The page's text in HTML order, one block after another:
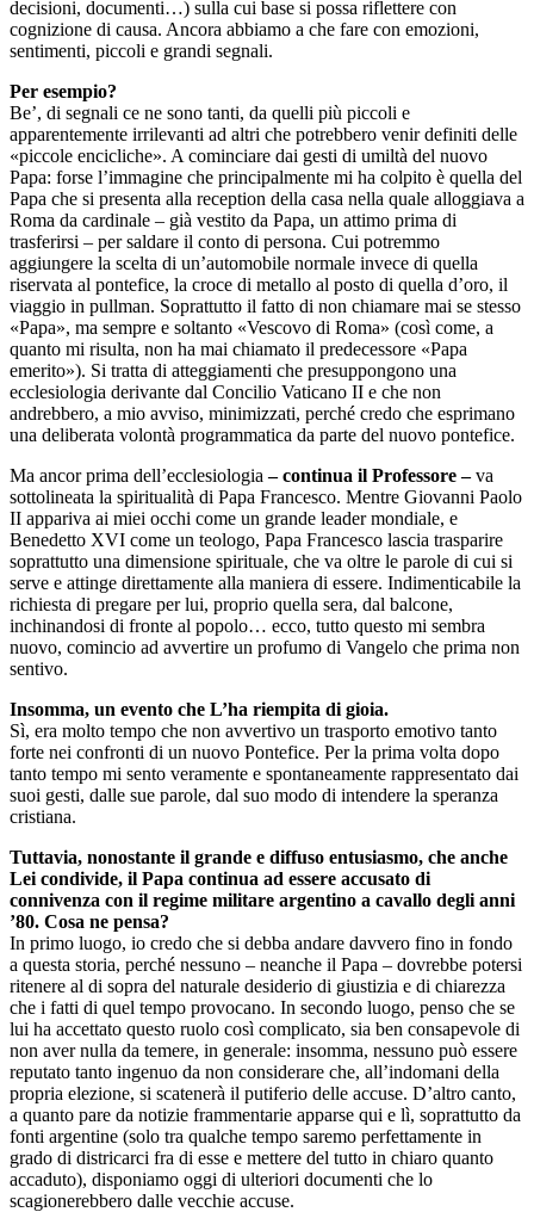
decisioni, documenti…) sulla cui base si possa riflettere con
cognizione di causa. Ancora abbiamo a che fare con emozioni,
sentimenti, piccoli e grandi segnali.
Per esempio?
Be’, di segnali ce ne sono tanti, da quelli più piccoli e
apparentemente irrilevanti ad altri che potrebbero venir definiti delle
«piccole encicliche». A cominciare dai gesti di umiltà del nuovo
Papa: forse l’immagine che principalmente mi ha colpito è quella del
Papa che si presenta alla reception della casa nella quale alloggiava a
Roma da cardinale – già vestito da Papa, un attimo prima di
trasferirsi – per saldare il conto di persona. Cui potremmo
aggiungere la scelta di un’automobile normale invece di quella
riservata al pontefice, la croce di metallo al posto di quella d’oro, il
viaggio in pullman. Soprattutto il fatto di non chiamare mai se stesso
«Papa», ma sempre e soltanto «Vescovo di Roma» (così come, a
quanto mi risulta, non ha mai chiamato il predecessore «Papa
emerito»). Si tratta di atteggiamenti che presuppongono una
ecclesiologia derivante dal Concilio Vaticano II e che non
andrebbero, a mio avviso, minimizzati, perché credo che esprimano
una deliberata volontà programmatica da parte del nuovo pontefice.
Ma ancor prima dell’ecclesiologia– continua il Professore –va
sottolineata la spiritualità di Papa Francesco. Mentre Giovanni Paolo
II appariva ai miei occhi come un grande leader mondiale, e
Benedetto XVI come un teologo, Papa Francesco lascia trasparire
soprattutto una dimensione spirituale, che va oltre le parole di cui si
serve e attinge direttamente alla maniera di essere. Indimenticabile la
richiesta di pregare per lui, proprio quella sera, dal balcone,
inchinandosi di fronte al popolo… ecco, tutto questo mi sembra
nuovo, comincio ad avvertire un profumo di Vangelo che prima non
sentivo.
Insomma, un evento che L’ha riempita di gioia.
Sì, era molto tempo che non avvertivo un trasporto emotivo tanto
forte nei confronti di un nuovo Pontefice. Per la prima volta dopo
tanto tempo mi sento veramente e spontaneamente rappresentato dai
suoi gesti, dalle sue parole, dal suo modo di intendere la speranza
cristiana.
Tuttavia, nonostante il grande e diffuso entusiasmo, che anche
Lei condivide, il Papa continua ad essere accusato di
connivenza con il regime militare argentino a cavallo degli anni
’80. Cosa ne pensa?
In primo luogo, io credo che si debba andare davvero fino in fondo
a questa storia, perché nessuno – neanche il Papa – dovrebbe potersi
ritenere al di sopra del naturale desiderio di giustizia e di chiarezza
che i fatti di quel tempo provocano. In secondo luogo, penso che se
lui ha accettato questo ruolo così complicato, sia ben consapevole di
non aver nulla da temere, in generale: insomma, nessuno può essere
reputato tanto ingenuo da non considerare che, all’indomani della
propria elezione, si scatenerà il putiferio delle accuse. D’altro canto,
a quanto pare da notizie frammentarie apparse qui e lì, soprattutto da
fonti argentine (solo tra qualche tempo saremo perfettamente in
grado di districarci fra di esse e mettere del tutto in chiaro quanto
accaduto), disponiamo oggi di ulteriori documenti che lo
scagionerebbero dalle vecchie accuse.